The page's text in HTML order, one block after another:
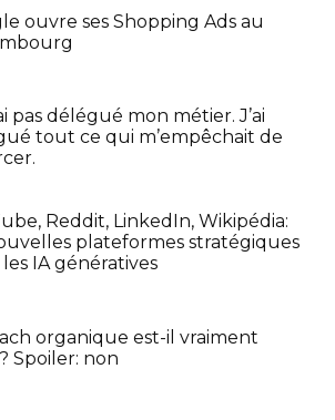
ouvre ses Shopping Ads au
pas délégué mon métier. J’ai
tout ce qui m’empêchait de
Reddit, LinkedIn, Wikipédia:
plateformes stratégiques
IA génératives
organique est-il vraiment
Spoiler: non